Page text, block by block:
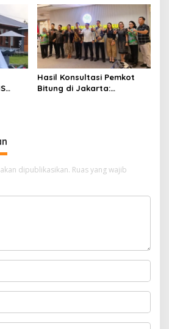
“Rakyat Tidak Butuh
Tentara di Lokasi
Tambang”
Hasil Konsultasi Pemkot
Bitung di Jakarta:
dipublikasikan. Ruas yang wajib